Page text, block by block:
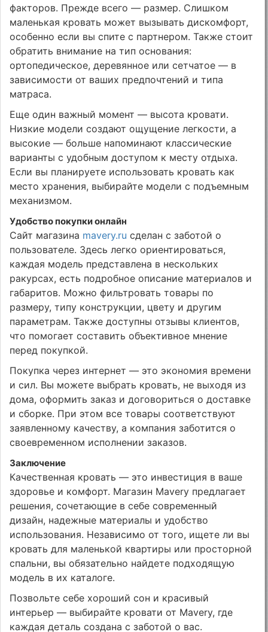
факторов. Прежде всего — размер. Слишком
маленькая кровать может вызывать дискомфорт,
особенно если вы спите с партнером. Также стоит
обратить внимание на тип основания:
ортопедическое, деревянное или сетчатое — в
зависимости от ваших предпочтений и типа
матраса.
Еще один важный момент — высота кровати.
Низкие модели создают ощущение легкости, а
высокие — больше напоминают классические
варианты с удобным доступом к месту отдыха.
Если вы планируете использовать кровать как
место хранения, выбирайте модели с подъемным
механизмом.
Удобство покупки онлайн
Сайт магазина mavery.ru сделан с заботой о
пользователе. Здесь легко ориентироваться,
каждая модель представлена в нескольких
ракурсах, есть подробное описание материалов и
габаритов. Можно фильтровать товары по
размеру, типу конструкции, цвету и другим
параметрам. Также доступны отзывы клиентов,
что помогает составить объективное мнение
перед покупкой.
Покупка через интернет — это экономия времени
и сил. Вы можете выбрать кровать, не выходя из
дома, оформить заказ и договориться о доставке
и сборке. При этом все товары соответствуют
заявленному качеству, а компания заботится о
своевременном исполнении заказов.
Заключение
Качественная кровать — это инвестиция в ваше
здоровье и комфорт. Магазин Mavery предлагает
решения, сочетающие в себе современный
дизайн, надежные материалы и удобство
использования. Независимо от того, ищете ли вы
кровать для маленькой квартиры или просторной
спальни, вы обязательно найдете подходящую
модель в их каталоге.
Позвольте себе хороший сон и красивый
интерьер — выбирайте кровати от Mavery, где
каждая деталь создана с заботой о вас.